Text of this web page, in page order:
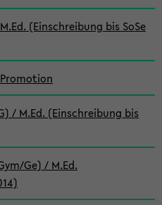
(Einschreibung bis SoSe
/ M.Ed. (Einschreibung bis
Ge) / M.Ed.